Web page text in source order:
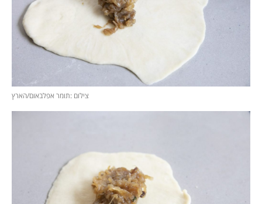
צילום :תומר אפלבאום/הארץ